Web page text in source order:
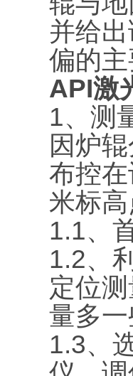
并给
偏的
API激
1、测
因炉
布控
米标
1.1、
1.2、
定位
量多
1.3、